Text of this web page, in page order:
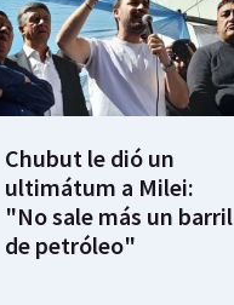
Chubut le dió un
ultimátum a Milei:
"No sale más un barril
de petróleo"